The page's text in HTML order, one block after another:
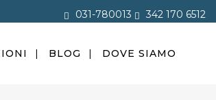
031-780013 342 170 6512
BLOG DOVE SIAMO